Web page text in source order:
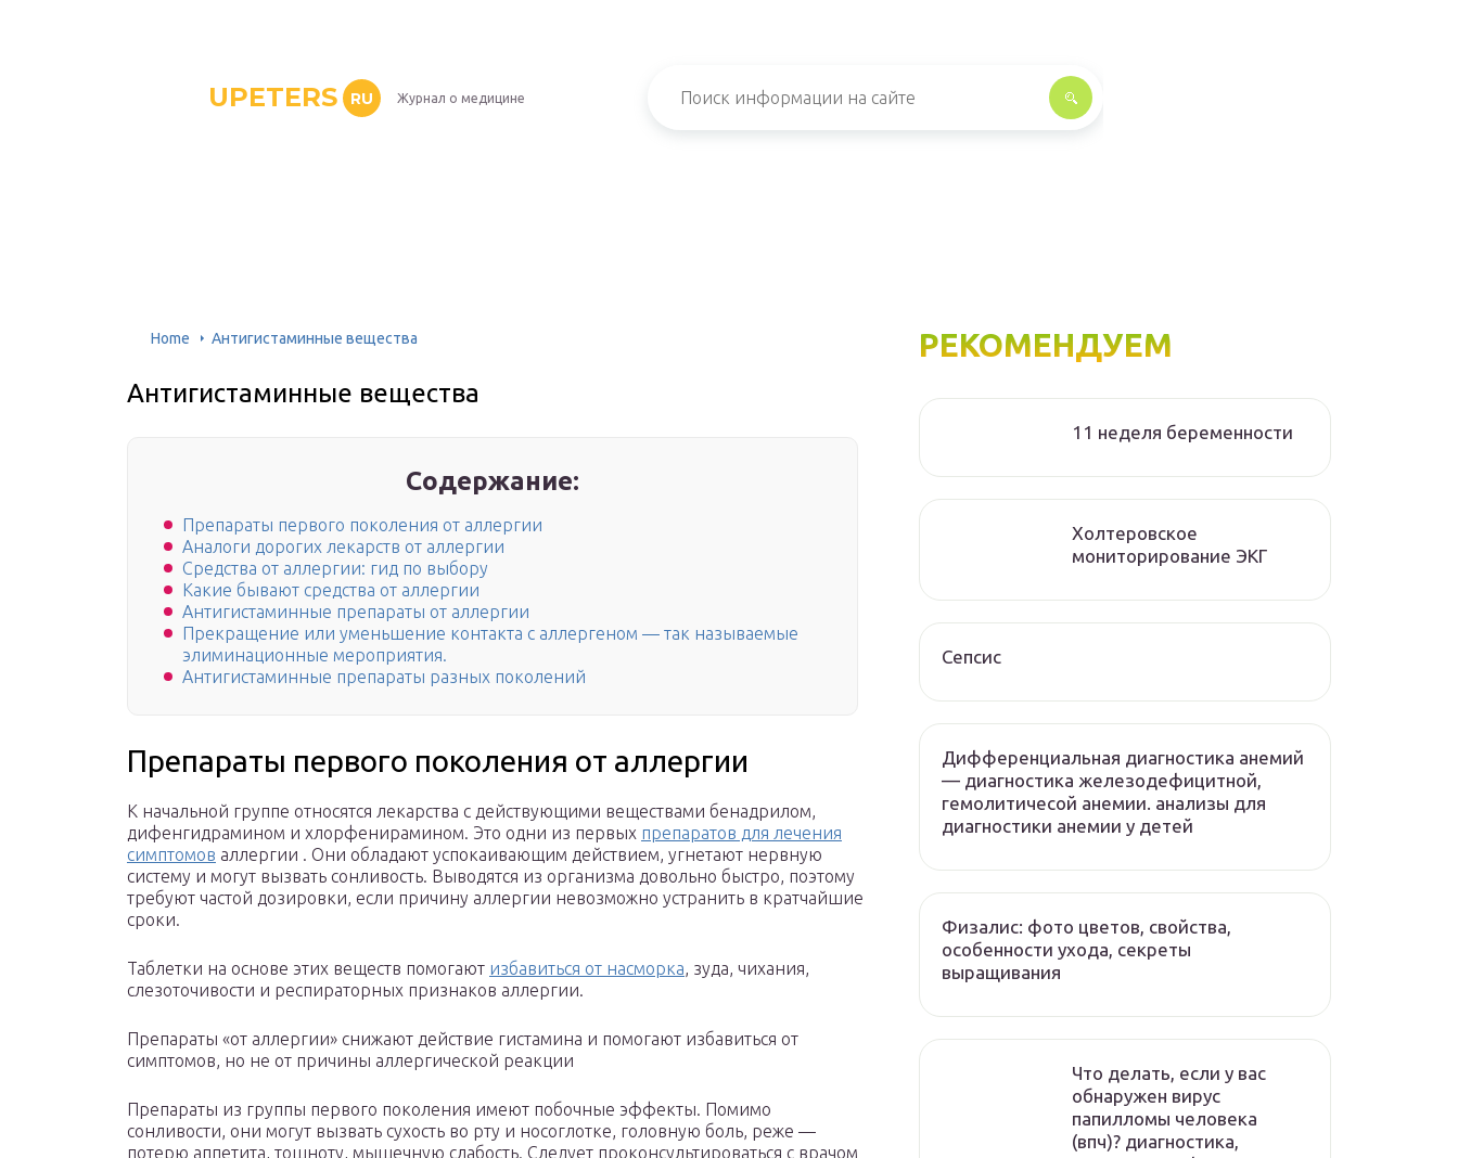
UPETERS RU Журнал о медицине
Home Антигистаминные вещества
Антигистаминные вещества
Содержание:
Препараты первого поколения от аллергии
Аналоги дорогих лекарств от аллергии
Средства от аллергии: гид по выбору
Какие бывают средства от аллергии
Антигистаминные препараты от аллергии
Прекращение или уменьшение контакта с аллергеном — так называемые
элиминационные мероприятия.
Антигистаминные препараты разных поколений
Препараты первого поколения от аллергии
К начальной группе относятся лекарства с действующими веществами бенадрилом,
дифенгидрамином и хлорфенирамином. Это одни из первых препаратов для лечения
симптомов аллергии . Они обладают успокаивающим действием, угнетают нервную
систему и могут вызвать сонливость. Выводятся из организма довольно быстро, поэтому
требуют частой дозировки, если причину аллергии невозможно устранить в кратчайшие
сроки.
Таблетки на основе этих веществ помогают избавиться от насморка, зуда, чихания,
слезоточивости и респираторных признаков аллергии.
Препараты «от аллергии» снижают действие гистамина и помогают избавиться от
симптомов, но не от причины аллергической реакции
Препараты из группы первого поколения имеют побочные эффекты. Помимо
сонливости, они могут вызвать сухость во рту и носоглотке, головную боль, реже —
потерю аппетита, тошноту, мышечную слабость. Следует проконсультироваться с врачом
РЕКОМЕНДУЕМ
11 неделя беременности
Холтеровское
мониторирование ЭКГ
Сепсис
Дифференциальная диагностика анемий
— диагностика железодефицитной,
гемолитичесой анемии. анализы для
диагностики анемии у детей
Физалис: фото цветов, свойства,
особенности ухода, секреты
выращивания
Что делать, если у вас
обнаружен вирус
папилломы человека
(впч)? диагностика,